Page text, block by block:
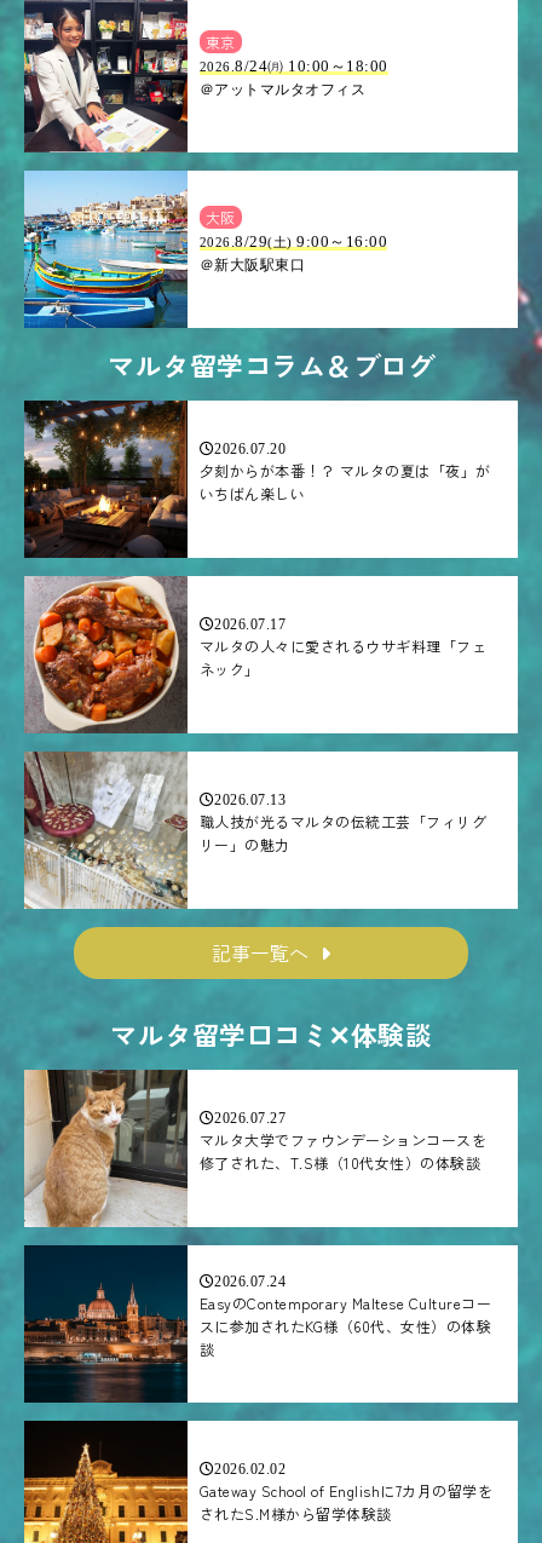
東京
2026.8/24㈪ 10:00～18:00
＠アットマルタオフィス
大阪
2026 .8/29(土) 9:00～16:00
＠新大阪駅東口
マルタ留学コラム＆ブログ
2026.07.20
夕刻からが本番！？ マルタの夏は「夜」が
いちばん楽しい
2026.07.17
マルタの人々に愛されるウサギ料理「フェ
ネック」
2026.07.13
職人技が光るマルタの伝統工芸「フィリグ
リー」の魅力
記事一覧へ
マルタ留学口コミ✕体験談
2026.07.27
マルタ大学でファウンデーションコースを
修了された、T.S様（10代女性）の体験談
2026.07.24
EasyのContemporary Maltese Cultureコー
スに参加されたKG様（60代、女性）の体験
談
2026.02.02
Gateway School of Englishに7カ月の留学を
されたS.M様から留学体験談